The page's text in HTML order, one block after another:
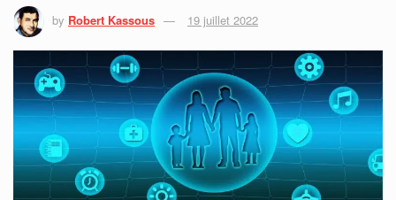
by Robert Kassous 19 juillet 2022